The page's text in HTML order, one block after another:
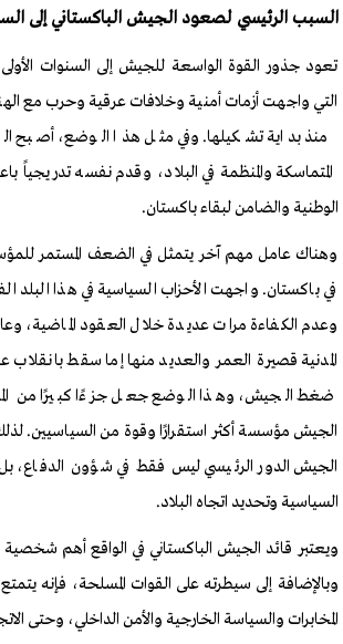
السبب الرئيسي لصعود الجيش الباكستاني إلى
تعود جذور القوة الواسعة للجيش إلى السنوات
التي واجهت أزمات أمنية وخلافات عرقية وحرب مع
منذ بداية تشكيلها. وفي مثل هذا الوضع، أصبح
المتماسكة والمنظمة في البلاد، وقدم نفسه تدريجياً
الوطنية والضامن لبقاء باكستان.
وهناك عامل مهم آخر يتمثل في الضعف المستمر
في باكستان. واجهت الأحزاب السياسية في هذا البلد
وعدم الكفاءة مرات عديدة خلال العقود الماضية،
المدنية قصيرة العمر والعديد منها إما سقط
ضغط الجيش، وهذا الوضع جعل جزءًا كبيرًا من
الجيش مؤسسة أكثر استقرارًا وقوة من السياسيين.
الجيش الدور الرئيسي ليس فقط في شؤون الدفاع،
السياسية وتحديد اتجاه البلاد.
ويعتبر قائد الجيش الباكستاني في الواقع أهم شخصية
وبالإضافة إلى سيطرته على القوات المسلحة، فإنه
المخابرات والسياسة الخارجية والأمن الداخلي، وحتى